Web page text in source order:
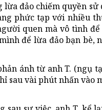
đảo chiếm quyền
phức tạp với nhiều
quen mà vô tình
để lừa đảo bạn bè,
ánh từ anh T. (ngụ
sau vài phút nhấn